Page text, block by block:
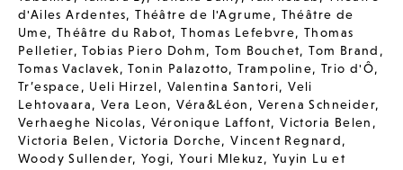
d'Ailes Ardentes,Théâtre de l'Agrume, Théâtre de
Ume,Théâtre du Rabot,Thomas Lefebvre,Thomas
Pelletier,Tobias Piero Dohm,Tom Bouchet,Tom Brand ,
Tomas Vaclavek,Tonin Palazotto,Trampoline,Trio d'Ô,
Tr’espace, Ueli Hirzel, Valentina Santori,Veli
Lehtovaara, Vera Leon,Véra&Léon , Verena Schneider,
Verhaeghe Nicolas, Véronique Laffont,Victoria Belen ,
Victoria Belen ,Victoria Dorche,Vincent Regnard,
Woody Sullender, Yogi,Youri Mlekuz, Yuyin Lu et